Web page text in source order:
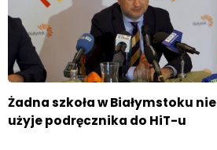
Żadna szkoła w Białymstoku nie
użyje podręcznika do HiT-u